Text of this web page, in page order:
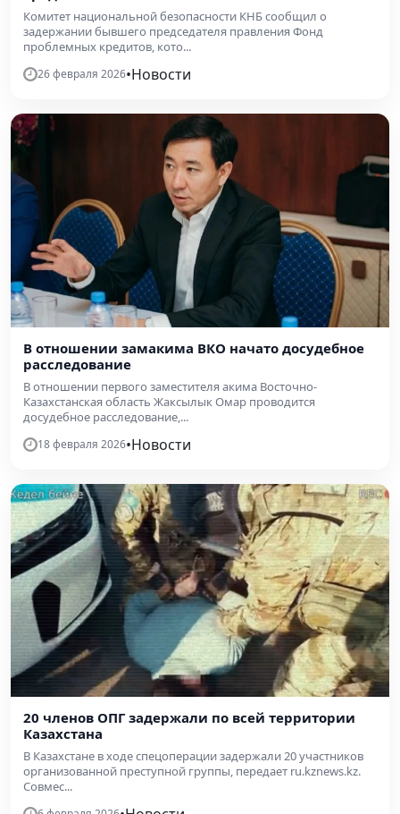
Комитет национальной безопасности КНБ сообщил о
задержании бывшего председателя правления Фонд
проблемных кредитов, кото...
26 февраля 2026•Новости
В отношении замакима ВКО начато досудебное
расследование
В отношении первого заместителя акима Восточно-
Казахстанская область Жаксылык Омар проводится
досудебное расследование,...
18 февраля 2026•Новости
20 членов ОПГ задержали по всей территории
Казахстана
В Казахстане в ходе спецоперации задержали 20 участников
организованной преступной группы, передает ru.kznews.kz.
Совмес...